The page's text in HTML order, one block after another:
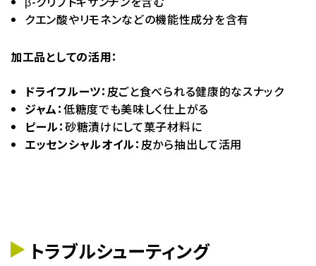
クエン酸やリモネンなどの機能性成分を含有
加工品としての活用：
ドライフルーツ： 皮ごと食べられる健康的なスナック
ジャム：低糖度でも美味しく仕上がる
ピール：砂糖漬けにして菓子材料に
エッセンシャルオイル： 皮から抽出して活用
トラブルシューティング